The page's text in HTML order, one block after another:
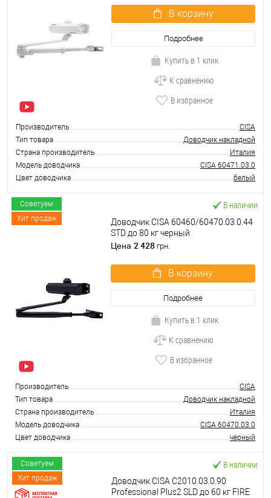
В корзину
Подробнее
Купить в 1 клик
К сравнению
В избранное
Производитель
CISA
Тип товара
Доводчик накладной
Страна производитель
Италия
Модель доводчика
CISA 60471.03.0
Цвет доводчика
белый
Советуем
Хит продаж
В наличии
Доводчик CISA 60460/60470.03.0.44
STD до 80 кг черный
Цена 2 428 грн.
В корзину
Подробнее
Купить в 1 клик
К сравнению
В избранное
Производитель
CISA
Тип товара
Доводчик накладной
Страна производитель
Италия
Модель доводчика
CISA 60470.03.0
Цвет доводчика
черный
Советуем
Хит продаж
В наличии
Доводчик CISA C2010.03.0.90
Professional Plus2 SLD до 60 кг FIRE